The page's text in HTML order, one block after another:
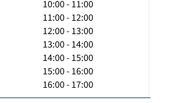
10:00 - 11:00
11:00 - 12:00
12:00 - 13:00
13:00 - 14:00
14:00 - 15:00
15:00 - 16:00
16:00 - 17:00